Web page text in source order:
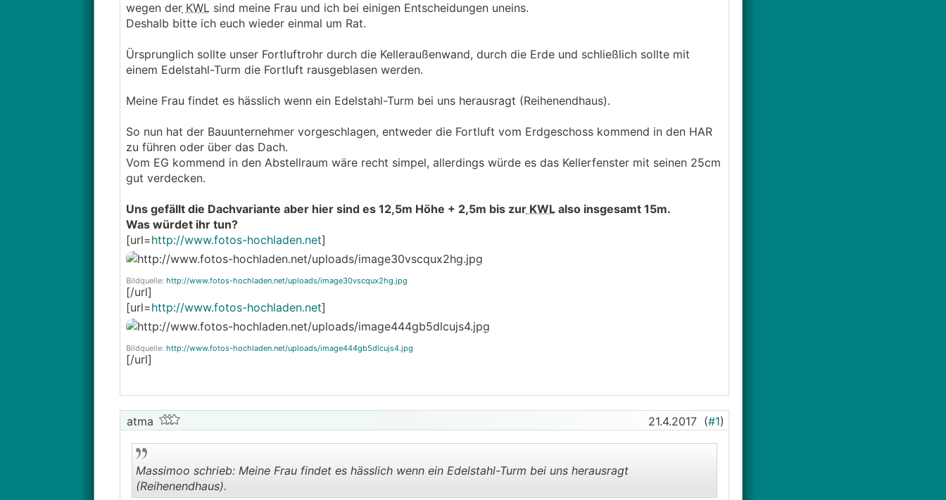
wegen derKWLsind meine Frau und ich bei einigen Entscheidungen uneins.
Deshalb bitte ich euch wieder einmal um Rat.
Ürsprunglich sollte unser Fortluftrohr durch die Kelleraußenwand, durch die Erde und schließlich sollte mit
einem Edelstahl-Turm die Fortluft rausgeblasen werden.
Meine Frau findet es hässlich wenn ein Edelstahl-Turm bei uns herausragt (Reihenendhaus).
So nun hat der Bauunternehmer vorgeschlagen, entweder die Fortluft vom Erdgeschoss kommend in den HAR
zu führen oder über das Dach.
Vom EG kommend in den Abstellraum wäre recht simpel, allerdings würde es das Kellerfenster mit seinen 25cm
gut verdecken.
Uns gefällt die Dachvariante aber hier sind es 12,5m Höhe + 2,5m bis zurKWLalso insgesamt 15m.
Was würdet ihr tun?
[url=http://www.fotos-hochladen.net]
Bildquelle: http://www.fotos-hochladen.net/uploads/image30vscqux2hg.jpg
[/url]
[url=http://www.fotos-hochladen.net]
Bildquelle: http://www.fotos-hochladen.net/uploads/image444gb5dlcujs4.jpg
[/url]
atma 21.4.2017 (#1)
Massimoo schrieb: Meine Frau findet es hässlich wenn ein Edelstahl-Turm bei uns herausragt
(Reihenendhaus).